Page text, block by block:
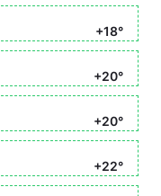
+18°
+20°
+20°
+22°